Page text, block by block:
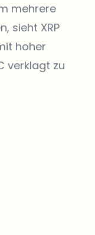
mehrere
sieht XRP
hoher
verklagt zu